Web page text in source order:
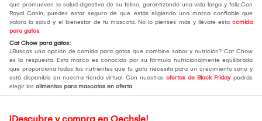
que promueven la salud digestiva de su felino, garantizando una vida larga y feliz.Con
Royal Canin, puedes estar seguro de que estás eligiendo una marca confiable que
valora la salud y el bienestar de tu mascota. No lo pienses más y llévate esta comida
para gatos.
Cat Chow para gatos:
¿Buscas una opción de comida para gatos que combine sabor y nutrición? Cat Chow
es la respuesta. Esta marca es conocida por su fórmula nutricionalmente equilibrada
que proporciona todos los nutrientes que tu gato necesita para un crecimiento sano y
está disponible en nuestra tienda virtual. Con nuestras ofertas de Black Fridaypodrás
elegir los alimentos para mascotas en oferta.